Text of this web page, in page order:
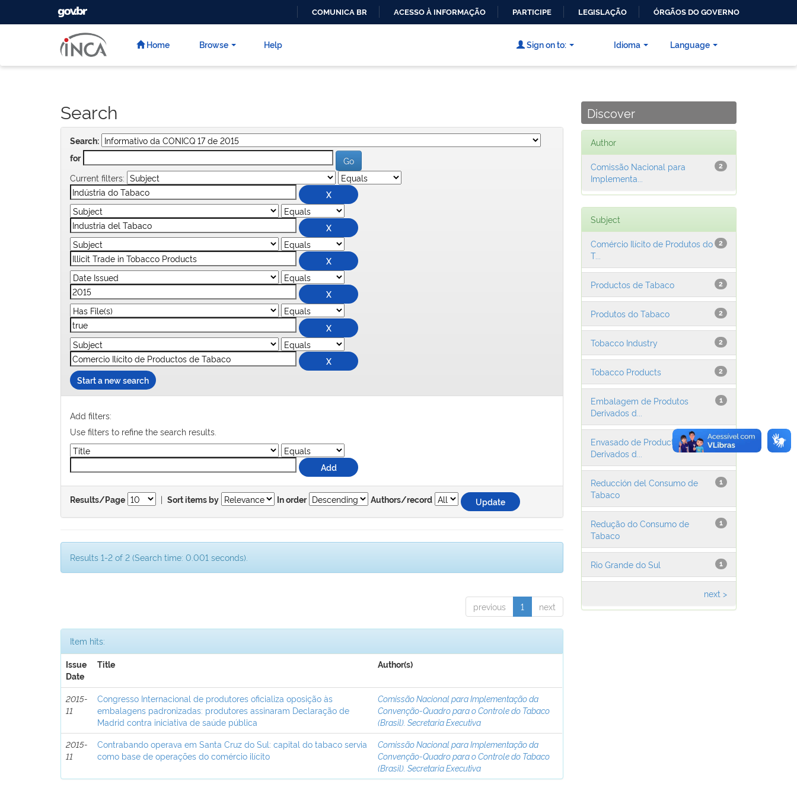
CONTEÚDO
GOVBR
COMUNICA BR ACESSO À INFORMAÇÃO PARTICIPE LEGISLAÇÃO ÓRGÃOS DO GOVERNO
Home Browse Help Language
Sign on to: Idioma
Search
Search:
for
Current filters:
Start a new search
Add filters:
Use filters to refine the search results.
Results/Page | Sort items by In order Authors/record
Results 1-2 of 2 (Search time: 0.001 seconds).
previous 1 next
Item hits:
Issue
Date
Title Author(s)
2015-
11
Congresso Internacional de produtores oficializa oposição às
embalagens padronizadas: produtores assinaram Declaração de
Madrid contra iniciativa de saúde pública
Comissão Nacional para Implementação da
Convenção-Quadro para o Controle do Tabaco
(Brasil). Secretaria Executiva
2015-
11
Contrabando operava em Santa Cruz do Sul: capital do tabaco servia
como base de operações do comércio ilícito
Comissão Nacional para Implementação da
Convenção-Quadro para o Controle do Tabaco
(Brasil). Secretaria Executiva
Discover
Author
2
Comissão Nacional para
Implementa...
Subject
2
Comércio Ilícito de Produtos do
T...
2
Productos de Tabaco
2
Produtos do Tabaco
2
Tobacco Industry
2
Tobacco Products
1
Embalagem de Produtos
Derivados d...
1
Envasado de Productos
Derivados d...
1
Reducción del Consumo de
Tabaco
1
Redução do Consumo de
Tabaco
1
Rio Grande do Sul
next >